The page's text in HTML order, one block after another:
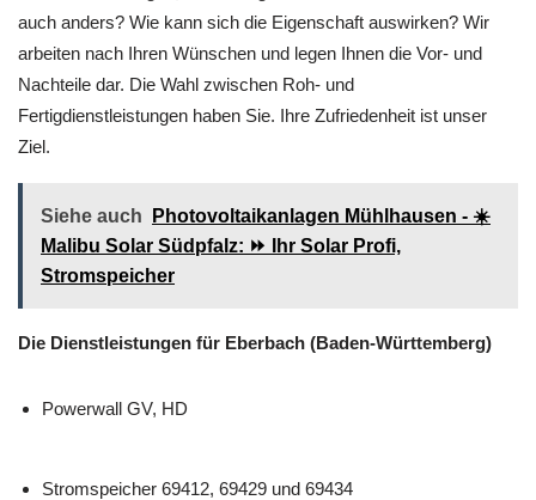
auch anders? Wie kann sich die Eigenschaft auswirken? Wir
arbeiten nach Ihren Wünschen und legen Ihnen die Vor- und
Nachteile dar. Die Wahl zwischen Roh- und
Fertigdienstleistungen haben Sie. Ihre Zufriedenheit ist unser
Ziel.
Siehe auch
Photovoltaikanlagen Mühlhausen - ☀️
Malibu Solar Südpfalz: ⏩ Ihr Solar Profi,
Stromspeicher
Die Dienstleistungen für Eberbach (Baden-Württemberg)
Powerwall GV, HD
Stromspeicher 69412, 69429 und 69434